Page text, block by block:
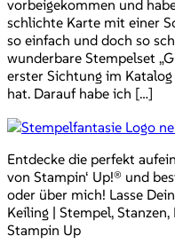
vorbeigekommen und
schlichte Karte mit einer
so einfach und doch so
wunderbare Stempelset
erster Sichtung im
hat. Darauf habe ich […]
Entdecke die perfekt
von Stampin‘ Up!® und
oder über mich! Lasse
Keiling | Stempel,
Stampin Up